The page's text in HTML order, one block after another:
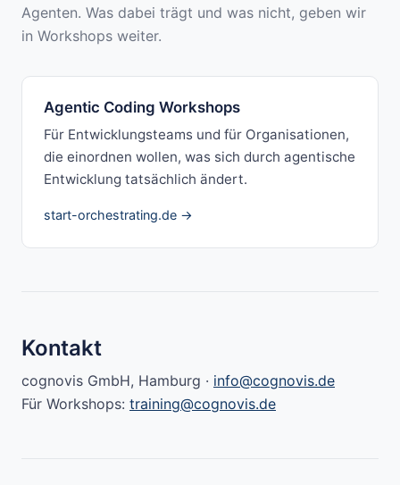
Agenten. Was dabei trägt und was nicht, geben wir
in Workshops weiter.
Agentic Coding Workshops
Für Entwicklungsteams und für Organisationen,
die einordnen wollen, was sich durch agentische
Entwicklung tatsächlich ändert.
start-orchestrating.de →
Kontakt
cognovis GmbH, Hamburg · info@cognovis.de
Für Workshops: training@cognovis.de